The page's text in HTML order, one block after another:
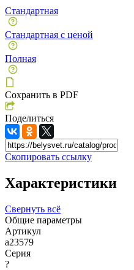
Стандартная
Стандартная с ценой
Полная
Сохранить в PDF
Поделиться
Скопировать ссылку
Характеристики
Свернуть всё
Общие параметры
Артикул
a23579
Серия
?